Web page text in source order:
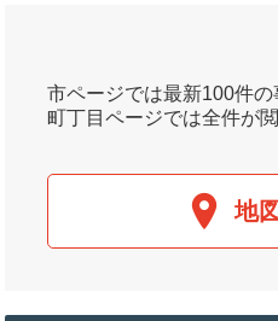
市ページでは最新100件
町丁目ページでは全件が
地